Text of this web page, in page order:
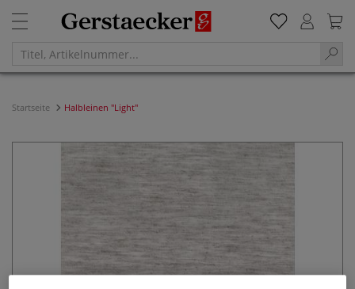
Startseite Halbleinen "Light"